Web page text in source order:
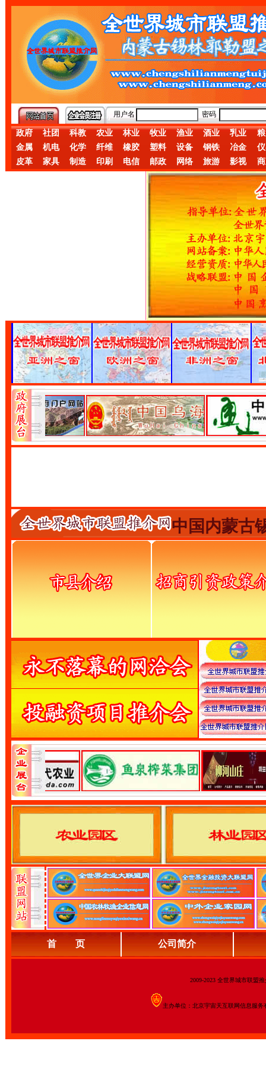
用户名 密码
政府 社团 科教 农业 林业 牧业 渔业 酒业 乳业
金属
机电 化学 纤维 橡胶 塑料 设备 钢铁 冶金
皮革
家具 制造 印刷 电信 邮政 网络 旅游 影视
中国内蒙古
首 页 公司简介
2009-2023 全世界城市联盟
主办单位：北京宇宙天互联网信息服